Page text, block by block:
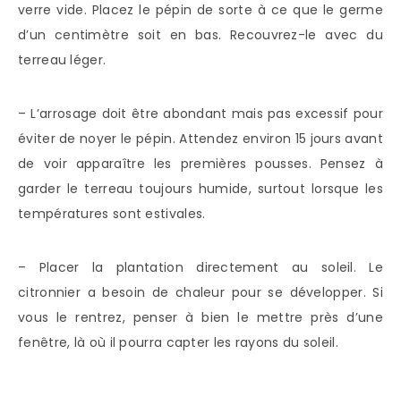
verre vide. Placez le pépin de sorte à ce que le germe
d’un centimètre soit en bas. Recouvrez-le avec du
terreau léger.
– L’arrosage doit être abondant mais pas excessif pour
éviter de noyer le pépin. Attendez environ 15 jours avant
de voir apparaître les premières pousses. Pensez à
garder le terreau toujours humide, surtout lorsque les
températures sont estivales.
– Placer la plantation directement au soleil. Le
citronnier a besoin de chaleur pour se développer. Si
vous le rentrez, penser à bien le mettre près d’une
fenêtre, là où il pourra capter les rayons du soleil.